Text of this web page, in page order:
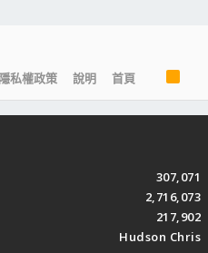
隱私權政策 說明 首頁
R
S
S
307,071
2,716,073
217,902
Hudson Chris